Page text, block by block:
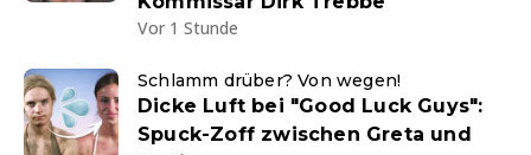
Vor 1 Stunde
Schlamm drüber? Von wegen!
Dicke Luft bei "Good Luck Guys":
Spuck-Zoff zwischen Greta und